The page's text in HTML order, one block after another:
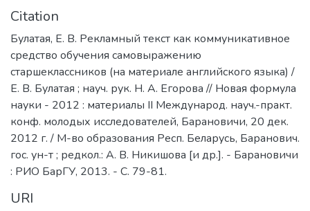
Citation
Булатая, Е. В. Рекламный текст как коммуникативное
средство обучения самовыражению
старшеклассников (на материале английского языка) /
Е. В. Булатая ; науч. рук. Н. А. Егорова // Новая формула
науки - 2012 : материалы II Международ. науч.-практ.
конф. молодых исследователей, Барановичи, 20 дек.
2012 г. / М-во образования Респ. Беларусь, Баранович.
гос. ун-т ; редкол.: А. В. Никишова [и др.]. - Барановичи
: РИО БарГУ, 2013. - С. 79-81.
URI